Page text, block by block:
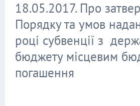
18.05.2017. Про
Порядку та умов
році субвенції з
бюджету місцевим
погашення